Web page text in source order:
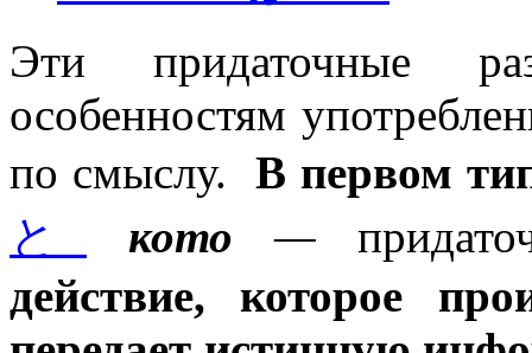
Эти придаточные
особенностям
по смыслу.В первом
と
кото —
действие, которое